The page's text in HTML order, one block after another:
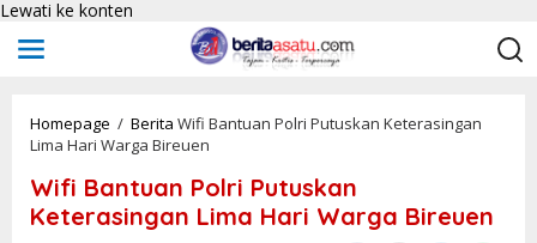
Lewati ke konten
Homepage / Berita Wifi Bantuan Polri Putuskan Keterasingan
Lima Hari Warga Bireuen
Wifi Bantuan Polri Putuskan
Keterasingan Lima Hari Warga Bireuen